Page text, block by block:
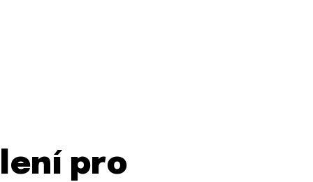
pro